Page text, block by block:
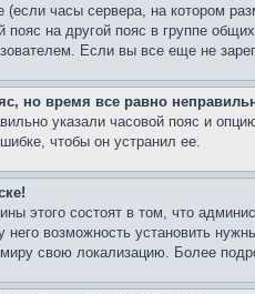
(если часы сервера, на котором
пояс на другой пояс в группе
Если вы все еще не
но время все равно
указали часовой пояс и
чтобы он устранил ее.
этого состоят в том, что
него возможность установить
свою локализацию. Более